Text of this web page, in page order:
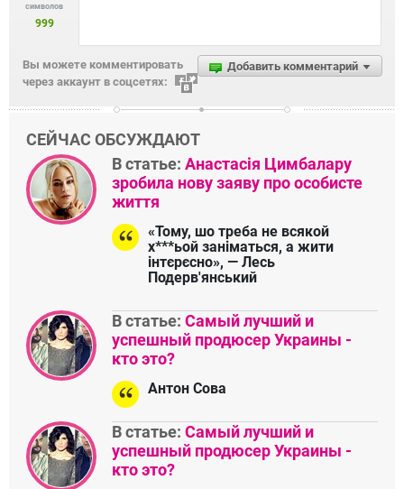
символов
999
Добавить комментарий
Вы можете комментировать
через аккаунт в соцсетях:
СЕЙЧАС ОБСУЖДАЮТ
В статье: Анастасія Цимбалару
зробила нову заяву про особисте
життя
«Тому, шо треба не всякой
х***ьой заніматься, а жити
інтєрєсно», — Лесь
Подерв'янський
В статье: Самый лучший и
успешный продюсер Украины -
кто это?
Антон Сова
В статье: Самый лучший и
успешный продюсер Украины -
кто это?